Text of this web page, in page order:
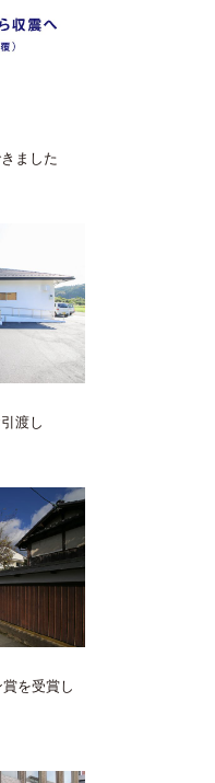
ました
渡し
を受賞し